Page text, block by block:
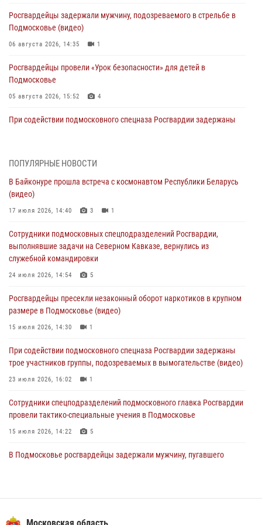
Росгвардейцы задержали мужчину, подозреваемого в стрельбе в
Подмосковье (видео)
06 августа 2026, 14:35 1
Росгвардейцы провели «Урок безопасности» для детей в
Подмосковье
05 августа 2026, 15:52 4
При содействии подмосковного спецназа Росгвардии задержаны
05 августа 2026, 15:48 1
Сотрудники спецподразделения подмосковного главка Росгвардии
отработали навыки огневой подготовки на комплексных учениях
04 августа 2026, 12:21
За прошедший месяц росгвардейцы 7386 раз выезжали по
сигналам «Тревога» с охраняемых объектов в Подмосковье
04 августа 2026, 12:15
(видео)
03 августа 2026, 15:32 1
«семейным подрядом» в Подмосковье (видео)
03 августа 2026, 15:08
ПОПУЛЯРНЫЕ НОВОСТИ
В Байконуре прошла встреча с космонавтом Республики Беларусь
(видео)
17 июля 2026, 14:40 3 1
Сотрудники подмосковных спецподразделений Росгвардии,
выполнявшие задачи на Северном Кавказе, вернулись из
служебной командировки
24 июля 2026, 14:54 5
Росгвардейцы пресекли незаконный оборот наркотиков в крупном
размере в Подмосковье (видео)
15 июля 2026, 14:30 1
При содействии подмосковного спецназа Росгвардии задержаны
трое участников группы, подозреваемых в вымогательстве (видео)
23 июля 2026, 16:02 1
Сотрудники спецподразделений подмосковного главка Росгвардии
провели тактико-специальные учения в Подмосковье
15 июля 2026, 14:22 5
В Подмосковье росгвардейцы задержали мужчину, пугавшего
федеральном розыске (видео)